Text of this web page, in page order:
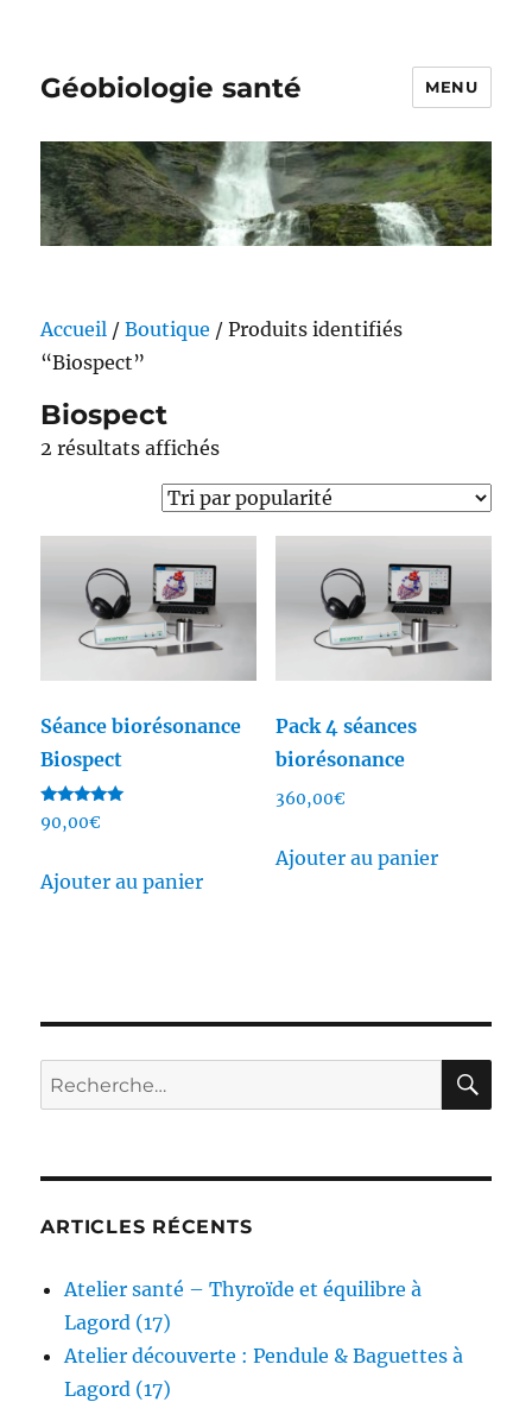
Géobiologie santé MENU
Accueil /Boutique / Produits identifiés
“Biospect”
Biospect
2 résultats affichésTrié
par
popularité
Séance biorésonance
Biospect
Note
5.00
90,00€
Ajouter au panier
Pack 4 séances
biorésonance
360,00€
Ajouter au panier
Recherche
pour :
ARTICLES RÉCENTS
Atelier santé – Thyroïde et équilibre à
Lagord (17)
Atelier découverte : Pendule & Baguettes à
Lagord (17)